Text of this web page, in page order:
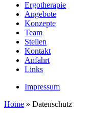
Ergotherapie
Angebote
Konzepte
Team
Stellen
Kontakt
Anfahrt
Links
Impressum
Home » Datenschutz